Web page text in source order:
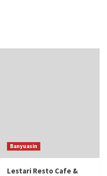
Banyuasin
Lestari Resto Cafe &